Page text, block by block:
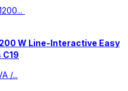
W Line-Interactive Easy